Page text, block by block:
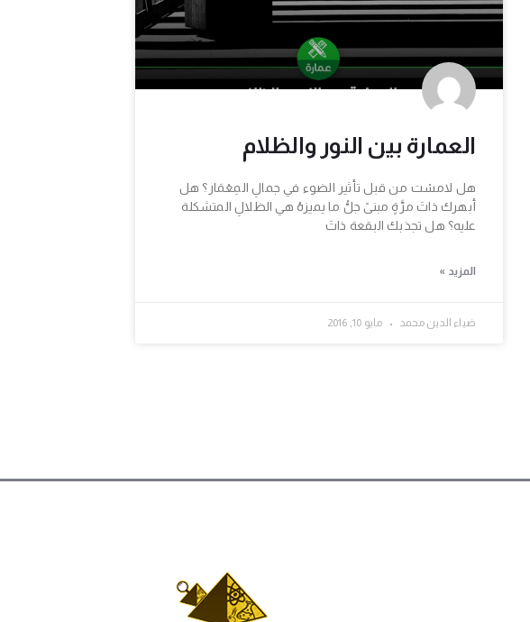
العمارة بين النور والظلام
هل لامسْت من قبل تأثير الضوء في جمالِ المِعْمَار؟ هل
أبهرك ذاتَ مرَّةٍ مبنىً جلُّ ما يميزهُ هي الظلالِ المتشكلة
عليه؟ هل تجذبك البقعة ذاتَ
المزيد »
ضياء الدين محمد مايو 10, 2016